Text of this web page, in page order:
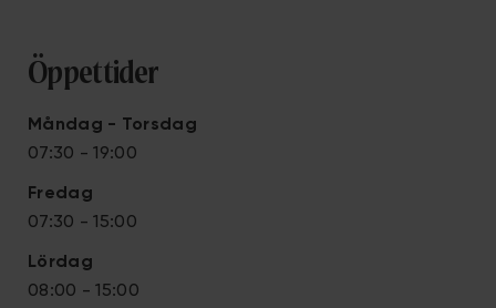
Öppettider
Måndag - Torsdag
07:30 - 19:00
Fredag
07:30 - 15:00
Lördag
08:00 - 15:00